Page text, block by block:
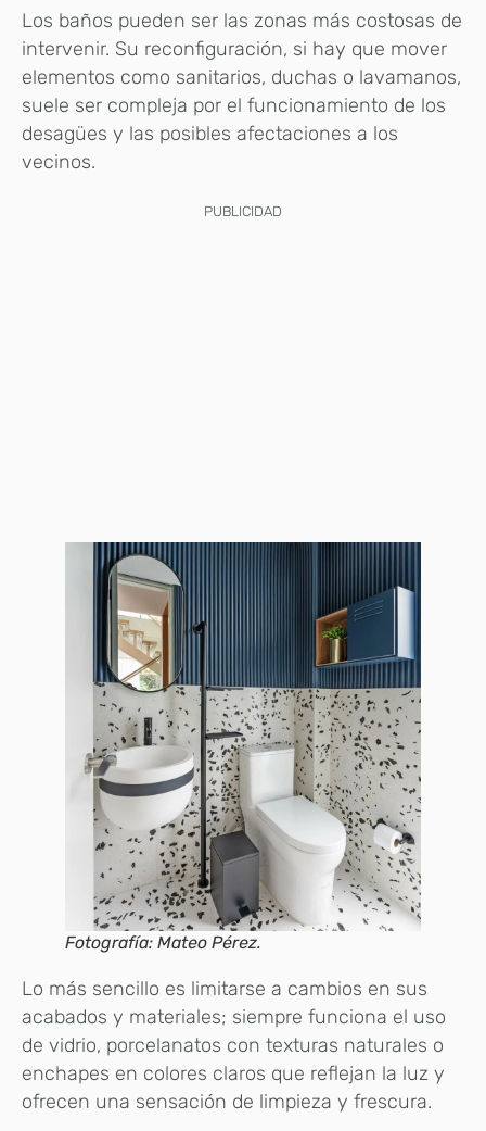
Los baños pueden ser las zonas más costosas de
intervenir. Su reconfiguración, si hay que mover
elementos como sanitarios, duchas o lavamanos,
suele ser compleja por el funcionamiento de los
desagües y las posibles afectaciones a los
vecinos.
PUBLICIDAD
Fotografía: Mateo Pérez.
Lo más sencillo es limitarse a cambios en sus
acabados y materiales; siempre funciona el uso
de vidrio, porcelanatos con texturas naturales o
enchapes en colores claros que reflejan la luz y
ofrecen una sensación de limpieza y frescura.